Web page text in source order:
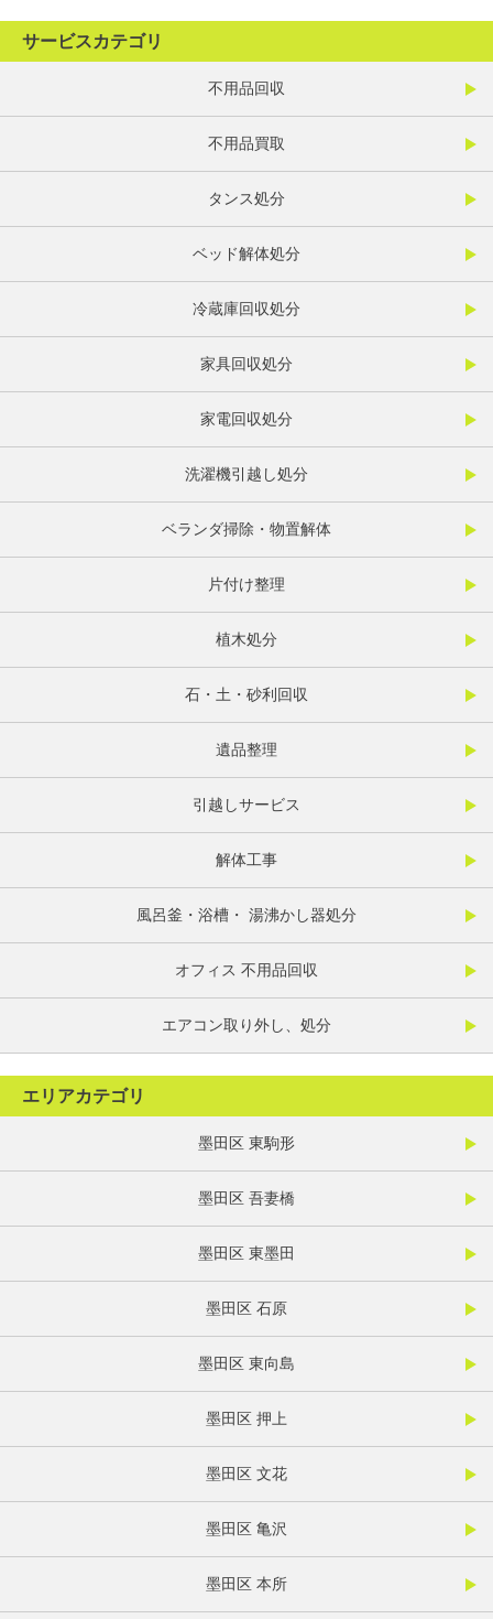
サービスカテゴリ
不用品回収
不用品買取
タンス処分
ベッド解体処分
冷蔵庫回収処分
家具回収処分
家電回収処分
洗濯機引越し処分
ベランダ掃除・物置解体
片付け整理
植木処分
石・土・砂利回収
遺品整理
引越しサービス
解体工事
風呂釜・浴槽・ 湯沸かし器処分
オフィス 不用品回収
エアコン取り外し、処分
エリアカテゴリ
墨田区 東駒形
墨田区 吾妻橋
墨田区 東墨田
墨田区 石原
墨田区 東向島
墨田区 押上
墨田区 文花
墨田区 亀沢
墨田区 本所